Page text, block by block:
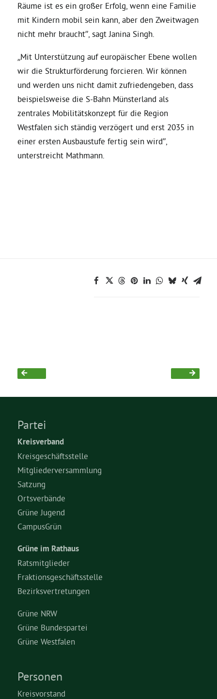
Räume ist es ein großer Erfolg, wenn eine Familie
mit Kindern mobil sein kann, aber den Zweitwagen
nicht mehr braucht”, sagt Janina Singh.
„Mit Unterstützung auf europäischer Ebene wollen
wir die Strukturförderung forcieren. Wir können
und werden uns nicht damit zufriedengeben, dass
beispielsweise die S-Bahn Münsterland als
zentrales Mobilitätskonzept für die Region
Westfalen sich ständig verzögert und erst 2035 in
einer ersten Ausbaustufe fertig sein wird”,
unterstreicht Mathmann.
Partei
Kreisverband
Kreisgeschäftsstelle
Mitgliederversammlung
Satzung
Ortsverbände
Grüne Jugend
CampusGrün
Grüne im Rathaus
Ratsmitglieder
Fraktionsgeschäftsstelle
Bezirksvertretungen
Grüne NRW
Grüne Bundespartei
Grüne Westfalen
Personen
Kreisvorstand